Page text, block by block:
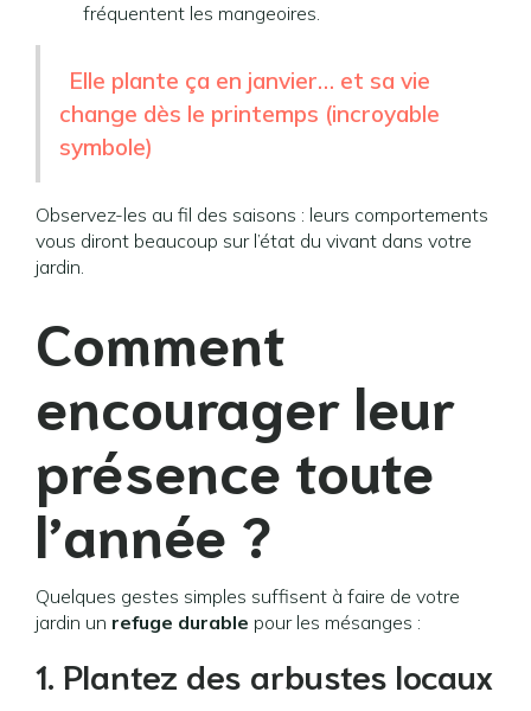
fréquentent les mangeoires.
Elle plante ça en janvier… et sa vie
change dès le printemps (incroyable
symbole)
Observez-les au fil des saisons : leurs comportements
vous diront beaucoup sur l’état du vivant dans votre
jardin.
Comment
encourager leur
présence toute
l’année ?
Quelques gestes simples suffisent à faire de votre
jardin un refuge durable pour les mésanges :
1. Plantez des arbustes locaux